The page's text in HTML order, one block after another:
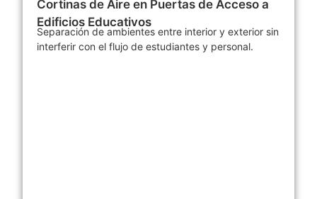
Cortinas de Aire en Puertas de Acceso a
Edificios Educativos
Separación de ambientes entre interior y exterior sin
interferir con el flujo de estudiantes y personal.